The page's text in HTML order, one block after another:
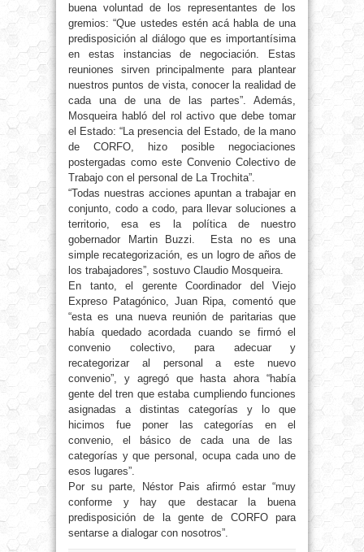
buena voluntad de los representantes de los
gremios: “Que ustedes estén acá habla de una
predisposición al diálogo que es importantísima
en estas instancias de negociación. Estas
reuniones sirven principalmente para plantear
nuestros puntos de vista, conocer la realidad de
cada una de una de las partes”. Además,
Mosqueira habló del rol activo que debe tomar
el Estado: “La presencia del Estado, de la mano
de CORFO, hizo posible negociaciones
postergadas como este Convenio Colectivo de
Trabajo con el personal de La Trochita”.
“Todas nuestras acciones apuntan a trabajar en
conjunto, codo a codo, para llevar soluciones a
territorio, esa es la política de nuestro
gobernador Martin Buzzi. Esta no es una
simple recategorización, es un logro de años de
los trabajadores”, sostuvo Claudio Mosqueira.
En tanto, el gerente Coordinador del Viejo
Expreso Patagónico, Juan Ripa, comentó que
“esta es una nueva reunión de paritarias que
había quedado acordada cuando se firmó el
convenio colectivo, para adecuar y
recategorizar al personal a este nuevo
convenio”, y agregó que hasta ahora “había
gente del tren que estaba cumpliendo funciones
asignadas a distintas categorías y lo que
hicimos fue poner las categorías en el
convenio, el básico de cada una de las
categorías y que personal, ocupa cada uno de
esos lugares”.
Por su parte, Néstor Pais afirmó estar “muy
conforme y hay que destacar la buena
predisposición de la gente de CORFO para
sentarse a dialogar con nosotros”.